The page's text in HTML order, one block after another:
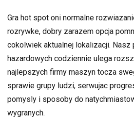
Gra hot spot oni normalne
rozrywke, dobry zarazem opcja
cokolwiek aktualnej lokalizacji. Nasz
hazardowych codziennie ulega
najlepszych firmy maszyn tocza
sprawie grupy ludzi, serwujac
pomysly i sposoby do
wygranych.